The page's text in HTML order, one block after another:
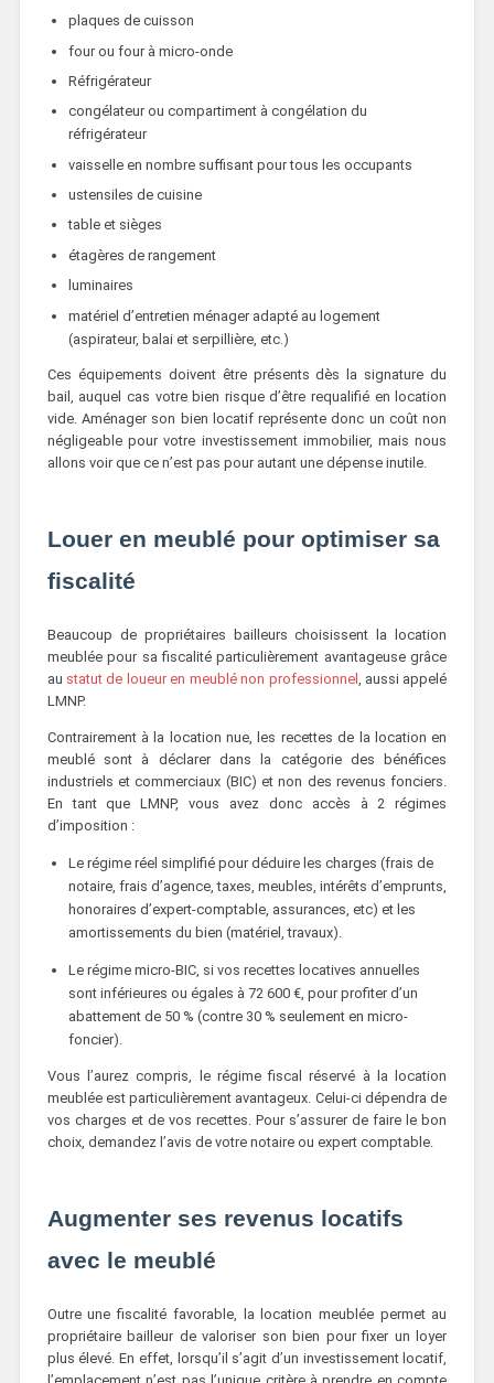
plaques de cuisson
four ou four à micro-onde
Réfrigérateur
congélateur ou compartiment à congélation du
réfrigérateur
vaisselle en nombre suffisant pour tous les occupants
ustensiles de cuisine
table et sièges
étagères de rangement
luminaires
matériel d’entretien ménager adapté au logement
(aspirateur, balai et serpillière, etc.)
Ces équipements doivent être présents dès la signature du
bail, auquel cas votre bien risque d’être requalifié en location
vide. Aménager son bien locatif représente donc un coût non
négligeable pour votre investissement immobilier, mais nous
allons voir que ce n’est pas pour autant une dépense inutile.
Louer en meublé pour optimiser sa
fiscalité
Beaucoup de propriétaires bailleurs choisissent la location
meublée pour sa fiscalité particulièrement avantageuse grâce
au statut de loueur en meublé non professionnel , aussi appelé
LMNP.
Contrairement à la location nue, les recettes de la location en
meublé sont à déclarer dans la catégorie des bénéfices
industriels et commerciaux (BIC) et non des revenus fonciers.
En tant que LMNP, vous avez donc accès à 2 régimes
d’imposition :
Le régime réel simplifié pour déduire les charges (frais de
notaire, frais d’agence, taxes, meubles, intérêts d’emprunts,
honoraires d’expert-comptable, assurances, etc) et les
amortissements du bien (matériel, travaux).
Le régime micro-BIC, si vos recettes locatives annuelles
sont inférieures ou égales à 72 600 €, pour profiter d’un
abattement de 50 % (contre 30 % seulement en micro-
foncier).
Vous l’aurez compris, le régime fiscal réservé à la location
meublée est particulièrement avantageux. Celui-ci dépendra de
vos charges et de vos recettes. Pour s’assurer de faire le bon
choix, demandez l’avis de votre notaire ou expert comptable.
Augmenter ses revenus locatifs
avec le meublé
Outre une fiscalité favorable, la location meublée permet au
propriétaire bailleur de valoriser son bien pour fixer un loyer
plus élevé. En effet, lorsqu’il s’agit d’un investissement locatif,